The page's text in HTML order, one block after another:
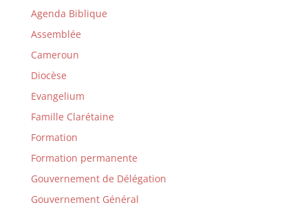
Agenda Biblique
Assemblée
Cameroun
Diocèse
Evangelium
Famille Clarétaine
Formation
Formation permanente
Gouvernement de Délégation
Gouvernement Général